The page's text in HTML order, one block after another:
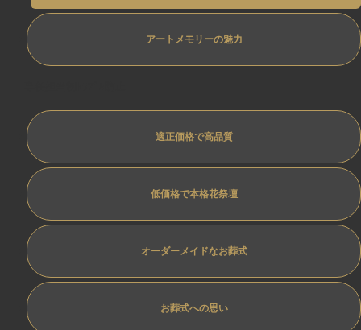
アートメモリーの魅力
適正価格で高品質
低価格で本格花祭壇
オーダーメイドなお葬式
お葬式への思い